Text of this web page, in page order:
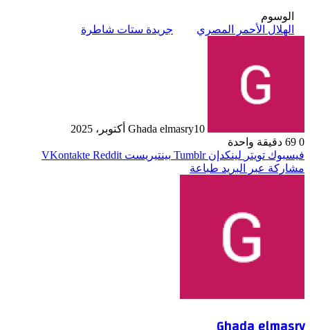
الوسوم
الهلال الأحمر المصري
جريدة ستات شاطرة
Ghada elmasry10 أكتوبر، 2025
0
دقيقة واحدة
فيسبوك تويتر لينكدإن بينتيريست
مشاركة عبر البريد طباعة